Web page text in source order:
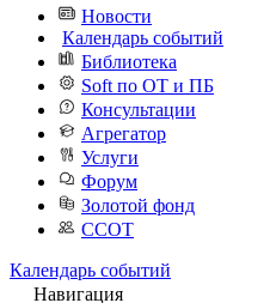
Новости
Календарь событий
Библиотека
Soft по ОТ и ПБ
Консультации
Агрегатор
Услуги
Форум
Золотой фонд
ССОТ
Календарь событий
Навигация